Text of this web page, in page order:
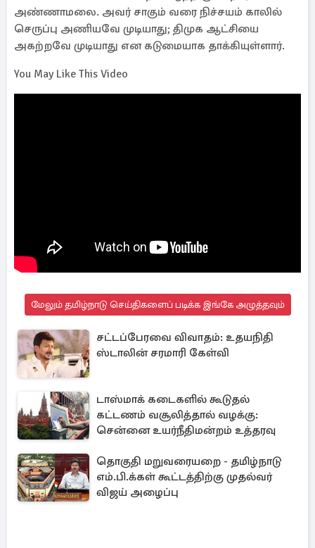
அண்ணாமலை. அவர் சாகும் வரை நிச்சயம் காலில்
செருப்பு அணியவே முடியாது; திமுக ஆட்சியை
அகற்றவே முடியாது என கடுமையாக தாக்கியுள்ளார்.
You May Like This Video
மேலும் தமிழ்நாடு செய்திகளைப் படிக்க இங்கே அழுத்தவும்
சட்டப்பேரவை விவாதம்: உதயநிதி
ஸ்டாலின் சரமாரி கேள்வி
டாஸ்மாக் கடைகளில் கூடுதல்
கட்டணம் வசூலித்தால் வழக்கு:
சென்னை உயர்நீதிமன்றம் உத்தரவு
தொகுதி மறுவரையறை - தமிழ்நாடு
எம்.பி.க்கள் கூட்டத்திற்கு முதல்வர்
விஜய் அழைப்பு